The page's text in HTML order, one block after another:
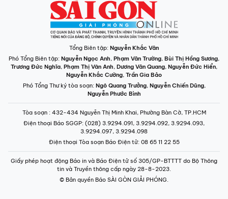
Tổng Biên tập: Nguyễn Khắc Văn
Phó Tổng Biên tập: Nguyễn Ngọc Anh, Phạm Văn Trường, Bùi Thị Hồng Sương,
Trương Đức Nghĩa, Phạm Thị Vân Anh, Dương Văn Quang, Nguyễn Đức Hiển,
Nguyễn Khắc Cường, Trần Gia Bảo
Phó Tổng Thư ký tòa soạn: Ngô Quang Trưởng, Nguyễn Chiến Dũng,
Nguyễn Phước Bình
Tòa soạn : 432-434 Nguyễn Thị Minh Khai, Phường Bàn Cờ, TP.HCM
Điện thoại Báo SGGP: (028) 3.9294.091, 3.9294.092, 3.9294.093,
3.9294.097, 3.9294.098
Điện thoại Tòa soạn Báo Điện tử: 08 65 11 22 55
Giấy phép hoạt động Báo in và Báo Điện tử số 305/GP-BTTTT do Bộ Thông
tin và Truyền thông cấp ngày 28-8-2023.
© Bản quyền Báo SÀI GÒN GIẢI PHÓNG.